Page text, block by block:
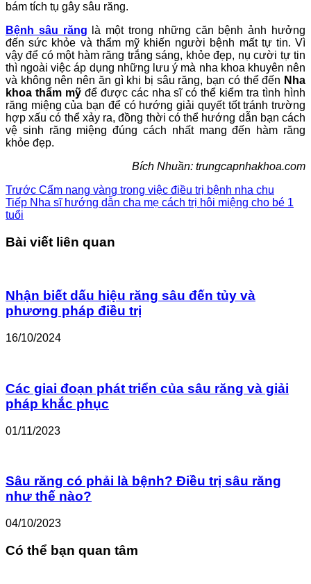
bám tích tụ gây sâu răng.
Bệnh sâu răng là một trong những căn bệnh ảnh hưởng
đến sức khỏe và thẩm mỹ khiến người bệnh mất tự tin. Vì
vậy để có một hàm răng trắng sáng, khỏe đẹp, nụ cười tự tin
thì ngoài việc áp dụng những lưu ý mà nha khoa khuyên nên
và không nên nên ăn gì khi bị sâu răng, bạn có thể đến Nha
khoa thẩm mỹđể được các nha sĩ có thể kiểm tra tình hình
răng miệng của bạn để có hướng giải quyết tốt tránh trường
hợp xấu có thể xảy ra, đồng thời có thể hướng dẫn bạn cách
vệ sinh răng miệng đúng cách nhất mang đến hàm răng
khỏe đẹp.
Bích Nhuần: trungcapnhakhoa.com
Trước Cẩm nang vàng trong việc điều trị bệnh nha chu
Tiếp Nha sĩ hướng dẫn cha mẹ cách trị hôi miệng cho bé 1
tuổi
Bài viết liên quan
Nhận biết dấu hiệu răng sâu đến tủy và
phương pháp điều trị
16/10/2024
Các giai đoạn phát triển của sâu răng và giải
pháp khắc phục
01/11/2023
Sâu răng có phải là bệnh? Điều trị sâu răng
như thế nào?
04/10/2023
Có thể bạn quan tâm